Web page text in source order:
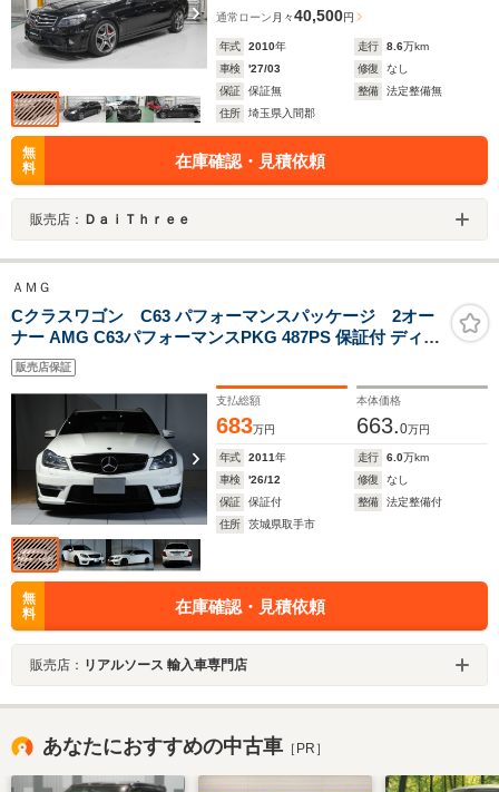
通常ローン 月々40,500円
年式 2010年 走行 8.6万km
車検
'27/03 修復
なし
保証
保証無 整備
法定整備無
住所
埼玉県入間郡
無
料
在庫確認・見積依頼
販売店： ＤａｉＴｈｒｅｅ
ＡＭＧ
Cクラスワゴン C63 パフォーマンスパッケージ 2オー
ナー AMG C63パフォーマンスPKG 487PS 保証付 ディー
ラー車 データカード確認済 ディーラー記録簿13枚 有り
カルサイトホワイト ブラックレザー V8 NA 6300cc 156エ
ンジン AMG機械式LSD フルオリジナル
販売店保証
支払総額
683万円
本体価格
663.0万円
年式 2011年 走行 6.0万km
車検
'26/12 修復
なし
保証
保証付 整備
法定整備付
住所
茨城県取手市
無
料
在庫確認・見積依頼
販売店： リアルソース 輸入車専門店
あなたにおすすめの中古車 ［PR］